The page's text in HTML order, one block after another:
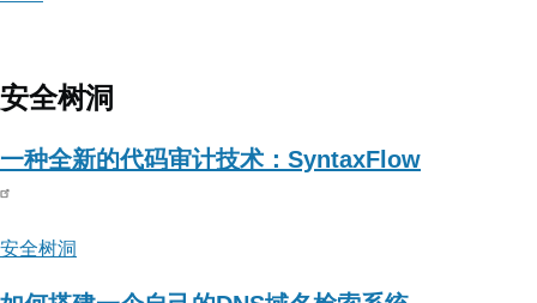
就
好
安全树洞
一种全新的代码审计技术：SyntaxFlow
安全树洞